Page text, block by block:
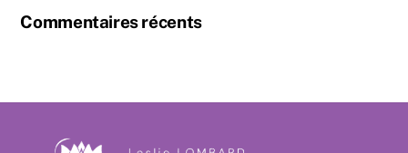
Commentaires récents